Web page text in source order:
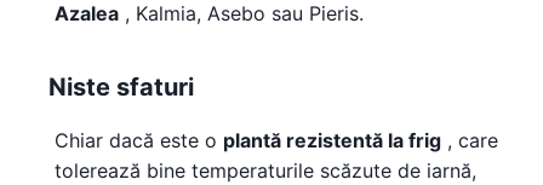
Azalea , Kalmia, Asebo sau Pieris.
Niste sfaturi
Chiar dacă este o plantă rezistentă la frig , care
tolerează bine temperaturile scăzute de iarnă,